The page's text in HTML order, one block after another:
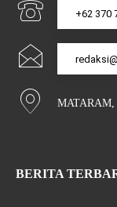
+62 370
MATARAM,
BERITA